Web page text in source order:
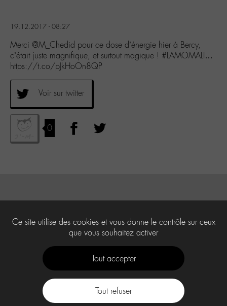
19.12.2017 - 08:27
Merci @M_Chedid pour ce dose d’énergie hier à Bercy,
c’était juste magnifique, et surtout magique ! #LAMOMALI…
https://t.co/pJkHoOn8QP
Voir sur twitter
0
Ce site utilise des cookies et vous donne le contrôle sur ceux
que vous souhaitez activer
Tout accepter
Tout refuser